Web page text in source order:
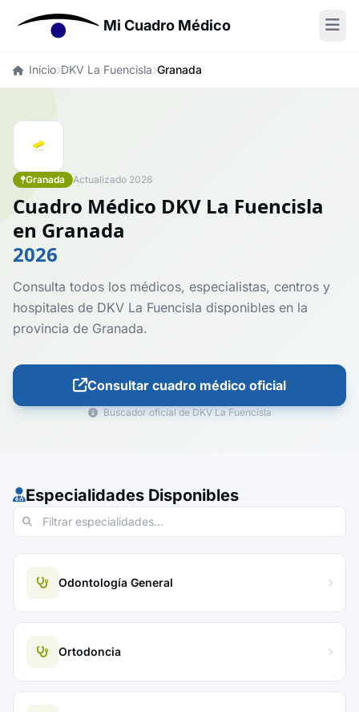
Mi Cuadro Médico
Inicio DKV La Fuencisla Granada
Granada Actualizado 2026
Cuadro Médico DKV La Fuencisla
en Granada
2026
Consulta todos los médicos, especialistas, centros y
hospitales de DKV La Fuencisla disponibles en la
provincia de Granada.
Consultar cuadro médico oficial
Buscador oficial de DKV La Fuencisla
Especialidades Disponibles
Odontología General
Ortodoncia